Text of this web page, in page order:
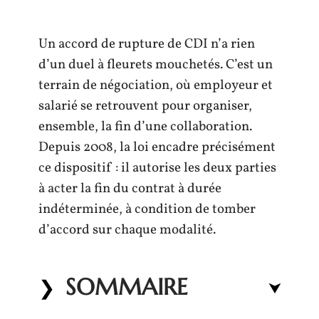
Un accord de rupture de CDI n’a rien
d’un duel à fleurets mouchetés. C’est un
terrain de négociation, où employeur et
salarié se retrouvent pour organiser,
ensemble, la fin d’une collaboration.
Depuis 2008, la loi encadre précisément
ce dispositif : il autorise les deux parties
à acter la fin du contrat à durée
indéterminée, à condition de tomber
d’accord sur chaque modalité.
SOMMAIRE